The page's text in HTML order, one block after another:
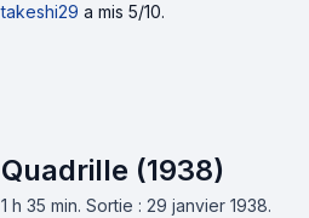
takeshi29 a mis 5/10.
Quadrille (1938)
1 h 35 min. Sortie : 29 janvier 1938.